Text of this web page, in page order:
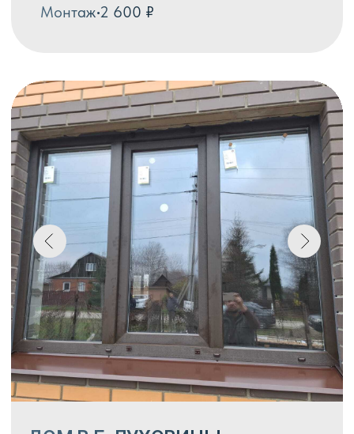
ВЕРАНДА В ЦВЕТЕ ОНИКС
В СТУПИНО
В данном проекте использовали профиль
melke evolution 70 мм в массе антрацит
с покрытием полимером снаружи и внутри
цвета onix, стеклопакет однокамерный
32 мм с мультифункциональным
напылением. Дверь входная
с многозапорным замком reze. Остекление
24 м²
Монтаж 50 000 ₽
Окна 270 000 ₽